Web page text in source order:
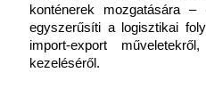
konténerek mozgatására
egyszerűsíti a logisztikai
import-export
kezeléséről.